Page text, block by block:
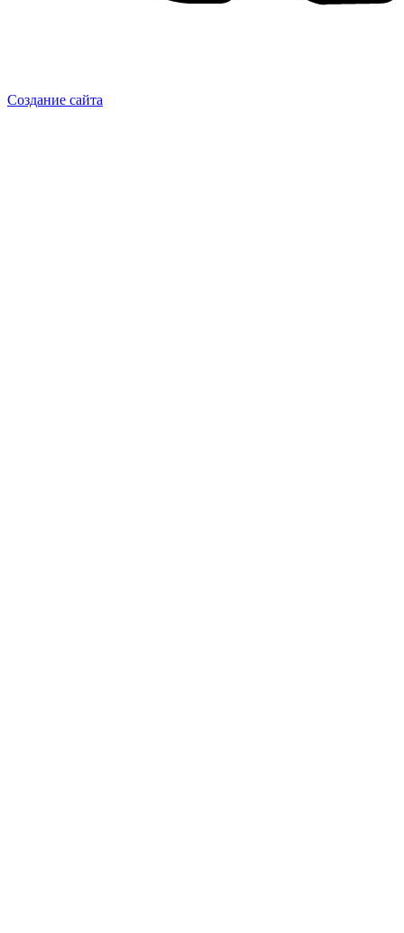
Создание сайта